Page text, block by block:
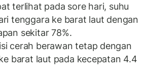
terlihat pada sore hari, suhu
tenggara ke barat laut dengan
sekitar 78%.
cerah berawan tetap dengan
barat laut pada kecepatan 4.4